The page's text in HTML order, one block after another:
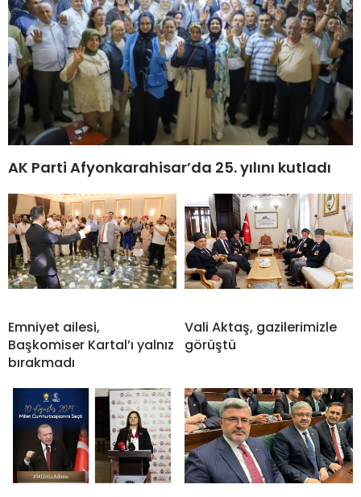
AK Parti Afyonkarahisar’da 25. yılını kutladı
Emniyet ailesi,
Başkomiser Kartal’ı yalnız
bırakmadı
Vali Aktaş, gazilerimizle
görüştü